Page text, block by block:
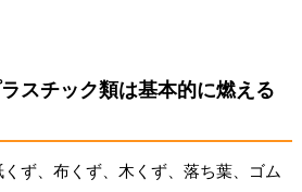
スチック類は基本的に燃える
ず、布くず、木くず、落ち葉、ゴム